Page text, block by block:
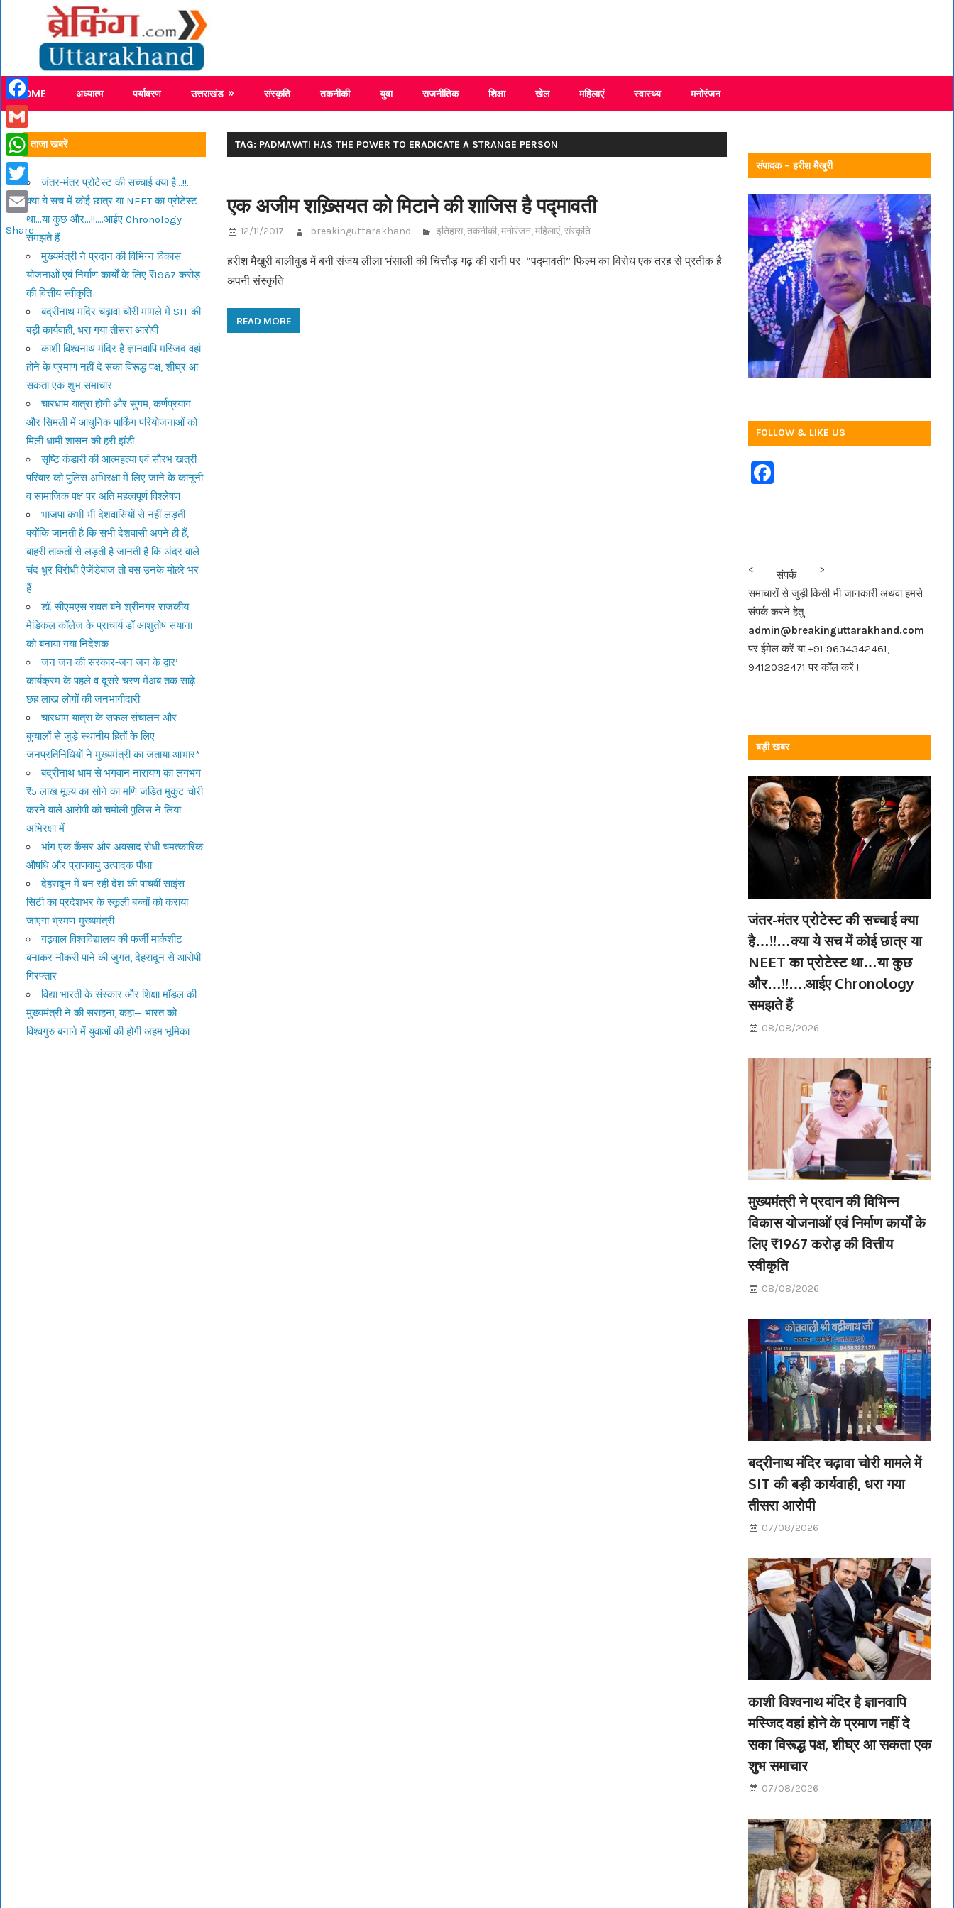
content
Breaking News Uttarakhand
HOME अध्यात्म पर्यावरण उत्तराखंड संस्कृति तकनीकी युवा राजनीतिक शिक्षा खेल महिलाएं स्वास्थ्य मनोरंजन
TAG: PADMAVATI HAS THE POWER TO ERADICATE A STRANGE PERSON
एक अजीम शख़्सियत को मिटाने की शाजिस है पद्मावती
12/11/2017 breakinguttarakhand इतिहास,तकनीकी,मनोरंजन,महिलाएं,संस्कृति
हरीश मैखुरी बालीवुड में बनी संजय लीला भंसाली की चित्तौड़ गढ़ की रानी पर “पद्मावती” फिल्म का विरोध एक तरह से प्रतीक है
अपनी संस्कृति
READ MORE
ताजा खबरें
जंतर-मंतर प्रोटेस्ट की सच्चाई क्या है…!!…
क्या ये सच में कोई छात्र या NEET का प्रोटेस्ट
था…या कुछ और…!!….आईए Chronology
समझते हैं
मुख्यमंत्री ने प्रदान की विभिन्न विकास
योजनाओं एवं निर्माण कार्यों के लिए ₹1967 करोड़
की वित्तीय स्वीकृति
बद्रीनाथ मंदिर चढ़ावा चोरी मामले में SIT की
बड़ी कार्यवाही, धरा गया तीसरा आरोपी
काशी विश्वनाथ मंदिर है ज्ञानवापि मस्जिद वहां
होने के प्रमाण नहीं दे सका विरूद्ध पक्ष, शीघ्र आ
सकता एक शुभ समाचार
चारधाम यात्रा होगी और सुगम, कर्णप्रयाग
और सिमली में आधुनिक पार्किंग परियोजनाओं को
मिली धामी शासन की हरी झंडी
सृष्टि कंडारी की आत्महत्या एवं सौरभ खत्री
परिवार को पुलिस अभिरक्षा में लिए जाने के कानूनी
व सामाजिक पक्ष पर अति महत्वपूर्ण विश्लेषण
भाजपा कभी भी देशवासियों से नहीं लड़ती
क्योंकि जानती है कि सभी देशवासी अपने ही हैं,
बाहरी ताकतों से लड़ती है जानती है कि अंदर वाले
चंद धुर विरोधी ऐजेंडेबाज तो बस उनके मोहरे भर
हैं
डॉ. सीएमएस रावत बने श्रीनगर राजकीय
मेडिकल कॉलेज के प्राचार्य डॉ आशुतोष सयाना
को बनाया गया निदेशक
जन जन की सरकार-जन जन के द्वार’
कार्यक्रम के पहले व दूसरे चरण मेंअब तक साढ़े
छह लाख लोगों की जनभागीदारी
चारधाम यात्रा के सफल संचालन और
बुग्यालों से जुड़े स्थानीय हितों के लिए
जनप्रतिनिधियों ने मुख्यमंत्री का जताया आभार*
बद्रीनाथ धाम से भगवान नारायण का लगभग
₹5 लाख मूल्य का सोने का मणि जड़ित मुकुट चोरी
करने वाले आरोपी को चमोली पुलिस ने लिया
अभिरक्षा में
भांग एक कैंसर और अवसाद रोधी चमत्कारिक
औषधि और प्राणवायु उत्पादक पौधा
देहरादून में बन रही देश की पांचवीं साइंस
सिटी का प्रदेशभर के स्कूली बच्चों को कराया
जाएगा भ्रमण-मुख्यमंत्री
गढ़वाल विश्वविद्यालय की फर्जी मार्कशीट
बनाकर नौकरी पाने की जुगत, देहरादून से आरोपी
गिरफ्तार
विद्या भारती के संस्कार और शिक्षा मॉडल की
मुख्यमंत्री ने की सराहना, कहा— भारत को
विश्वगुरु बनाने में युवाओं की होगी अहम भूमिका
संपादक – हरीश मैखुरी
FOLLOW & LIKE US
F
b
o
o
k
संपर्क
समाचारों से जुड़ी किसी भी जानकारी अथवा हमसे
संपर्क करने हेतु
admin@breakinguttarakhand.com
पर ईमेल करें या +91 9634342461,
9412032471 पर कॉल करें !
बड़ी खबर
जंतर-मंतर प्रोटेस्ट की सच्चाई क्या
है…!!…क्या ये सच में कोई छात्र या
NEET का प्रोटेस्ट था…या कुछ
और…!!….आईए Chronology
समझते हैं
08/08/2026
मुख्यमंत्री ने प्रदान की विभिन्न
विकास योजनाओं एवं निर्माण कार्यों के
लिए ₹1967 करोड़ की वित्तीय
स्वीकृति
08/08/2026
बद्रीनाथ मंदिर चढ़ावा चोरी मामले में
SIT की बड़ी कार्यवाही, धरा गया
तीसरा आरोपी
07/08/2026
काशी विश्वनाथ मंदिर है ज्ञानवापि
मस्जिद वहां होने के प्रमाण नहीं दे
सका विरूद्ध पक्ष, शीघ्र आ सकता एक
शुभ समाचार
07/08/2026
Facebook
Gmail
WhatsApp
Twitter
Email
Share